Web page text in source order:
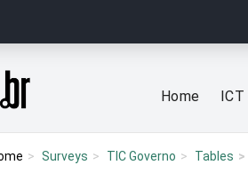
Home
Surveys TIC Governo Tables